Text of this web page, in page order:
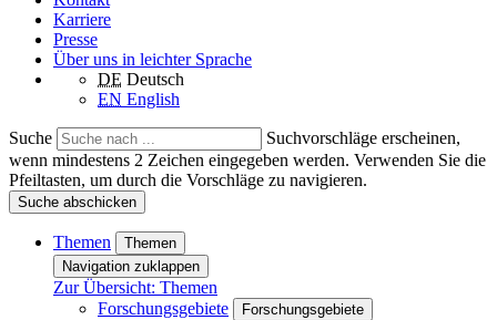
Karriere
Presse
Über uns in leichter Sprache
DE Deutsch
EN English
Suche
Suchvorschläge erscheinen,
wenn mindestens 2 Zeichen eingegeben werden. Verwenden Sie die
Pfeiltasten, um durch die Vorschläge zu navigieren.
Suche abschicken
Themen
Themen
Navigation zuklappen
Zur Übersicht: Themen
Forschungsgebiete
Forschungsgebiete